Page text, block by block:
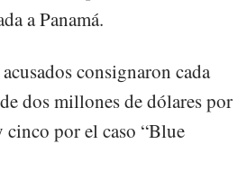
a Panamá.
consignaron cada
dos millones de dólares por
cinco por el caso “Blue